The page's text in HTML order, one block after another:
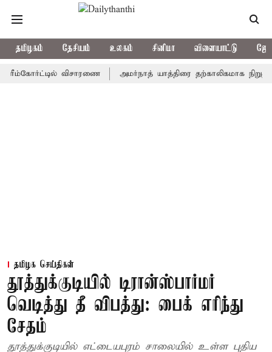
தமிழகம் தேசியம் உலகம் சினிமா விளையாட்டு
விசாரணை அமர்நாத் யாத்திரை தற்காலிகமாக நிறுத்தம்
தமிழக செய்திகள்
தூத்துக்குடியில் டிரான்ஸ்பார்மர்
வெடித்து தீ விபத்து: பைக் எரிந்து
சேதம்
தூத்துக்குடியில் எட்டையபுரம் சாலையில் உள்ள புதிய